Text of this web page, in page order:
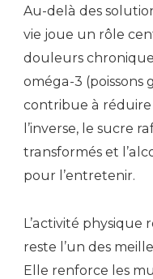
Au-delà des
vie joue un rôle
douleurs
oméga-3 (poissons
contribue à réduire
l’inverse, le sucre
transformés et
pour l’entretenir.
L’activité physique
reste l’un des
Elle renforce les